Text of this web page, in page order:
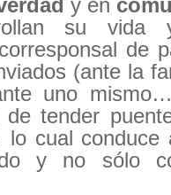
su
de
(ante la
uno
tender
lo cual conduce
y no sólo